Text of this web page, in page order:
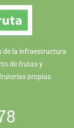
de la infraestructura
de frutas y
propias.